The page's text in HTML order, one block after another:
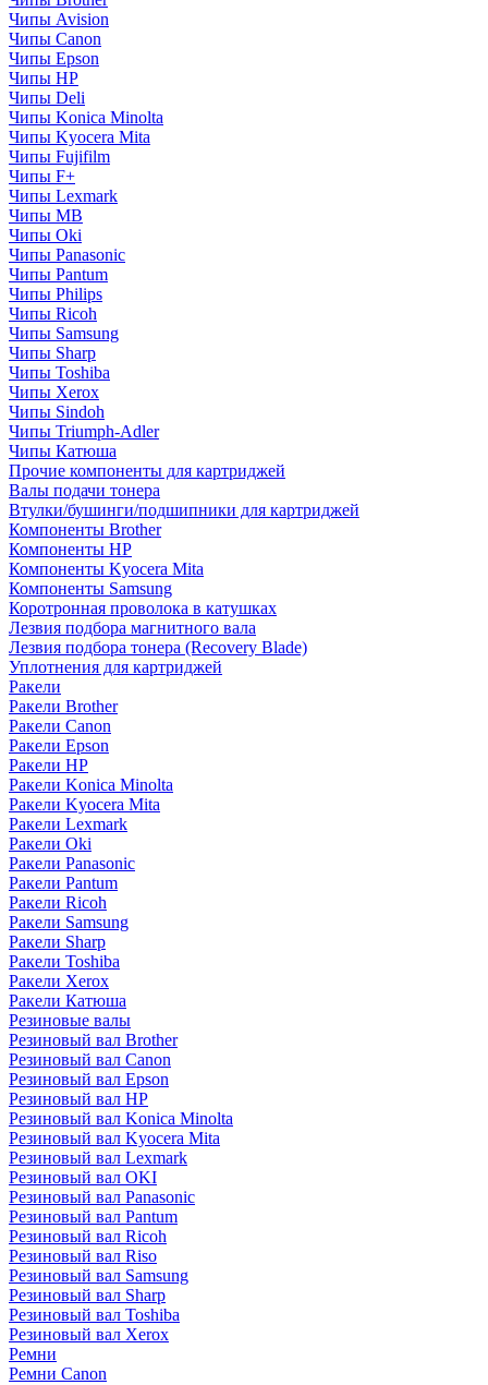
Чипы Avision
Чипы Canon
Чипы Epson
Чипы HP
Чипы Deli
Чипы Konica Minolta
Чипы Kyocera Mita
Чипы Fujifilm
Чипы F+
Чипы Lexmark
Чипы MB
Чипы Oki
Чипы Panasonic
Чипы Pantum
Чипы Philips
Чипы Ricoh
Чипы Samsung
Чипы Sharp
Чипы Toshiba
Чипы Xerox
Чипы Sindoh
Чипы Triumph-Adler
Чипы Катюша
Прочие компоненты для картриджей
Валы подачи тонера
Втулки/бушинги/подшипники для картриджей
Компоненты Brother
Компоненты HP
Компоненты Kyocera Mita
Компоненты Samsung
Коротронная проволока в катушках
Лезвия подбора магнитного вала
Лезвия подбора тонера (Recovery Blade)
Уплотнения для картриджей
Ракели
Ракели Brother
Ракели Canon
Ракели Epson
Ракели HP
Ракели Konica Minolta
Ракели Kyocera Mita
Ракели Lexmark
Ракели Oki
Ракели Panasonic
Ракели Pantum
Ракели Ricoh
Ракели Samsung
Ракели Sharp
Ракели Toshiba
Ракели Xerox
Ракели Катюша
Резиновые валы
Резиновый вал Brother
Резиновый вал Canon
Резиновый вал Epson
Резиновый вал HP
Резиновый вал Konica Minolta
Резиновый вал Kyocera Mita
Резиновый вал Lexmark
Резиновый вал OKI
Резиновый вал Panasonic
Резиновый вал Pantum
Резиновый вал Ricoh
Резиновый вал Riso
Резиновый вал Samsung
Резиновый вал Sharp
Резиновый вал Toshiba
Резиновый вал Xerox
Ремни
Ремни Canon